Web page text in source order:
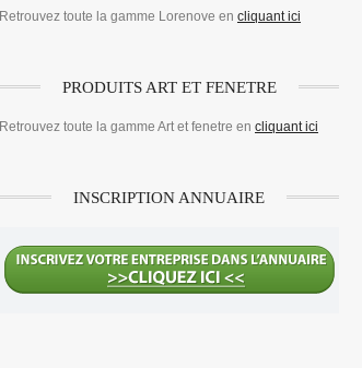
Retrouvez toute la gamme Lorenove en cliquant ici
PRODUITS ART ET FENETRE
Retrouvez toute la gamme Art et fenetre en cliquant ici
INSCRIPTION ANNUAIRE